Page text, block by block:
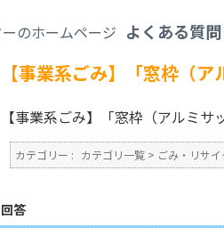
よくある質
【事業系ごみ】「窓枠（
【事業系ごみ】「窓枠（アルミ
カテゴリー : カテゴリ一覧 > ごみ・リサ
回答